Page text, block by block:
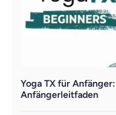
Yoga TX für
Anfängerleitfaden